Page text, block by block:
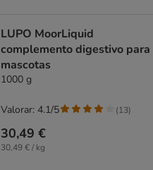
LUPO MoorLiquid
complemento digestivo para
mascotas
1000 g
30,49 €
30,49 € / kg
Valorar: 4.1/5 (13)